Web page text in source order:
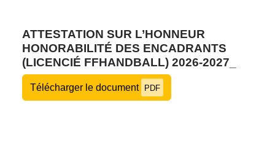
ATTESTATION SUR L’HONNEUR
HONORABILITÉ DES ENCADRANTS
(LICENCIÉ FFHANDBALL) 2026-2027_
Télécharger le document PDF